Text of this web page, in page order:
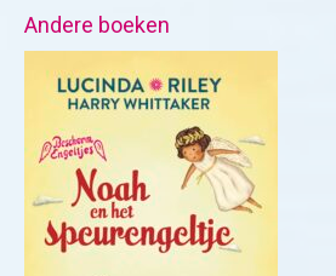
Andere boeken